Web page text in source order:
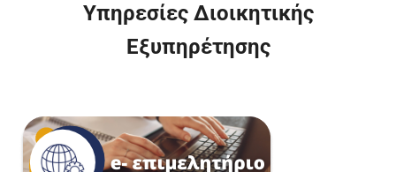
Υπηρεσίες Διοικητικής
Εξυπηρέτησης